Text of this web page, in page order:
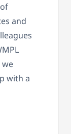
and
with a